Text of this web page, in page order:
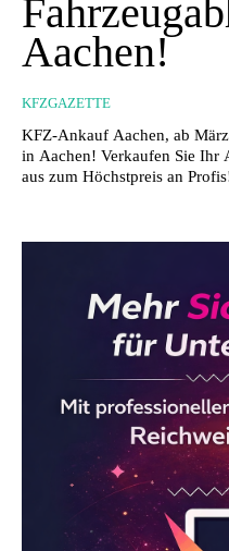
Aachen!
KFZGAZETTE
KFZ-Ankauf Aachen, ab
in Aachen! Verkaufen Sie Ihr
aus zum Höchstpreis an